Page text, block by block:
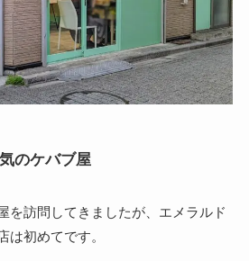
のケバブ屋
を訪問してきましたが、エメラルド
は初めてです。